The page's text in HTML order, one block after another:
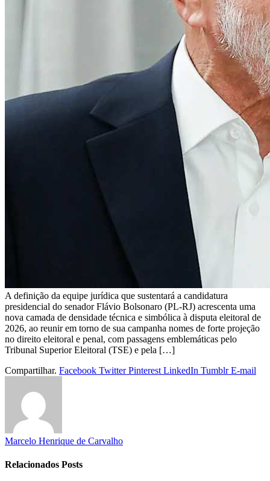
A definição da equipe jurídica que sustentará a candidatura
presidencial do senador Flávio Bolsonaro (PL-RJ) acrescenta uma
nova camada de densidade técnica e simbólica à disputa eleitoral de
2026, ao reunir em torno de sua campanha nomes de forte projeção
no direito eleitoral e penal, com passagens emblemáticas pelo
Tribunal Superior Eleitoral (TSE) e pela […]
Compartilhar. Facebook Twitter Pinterest LinkedIn Tumblr E-mail
Marcelo Henrique de Carvalho
Relacionados Posts